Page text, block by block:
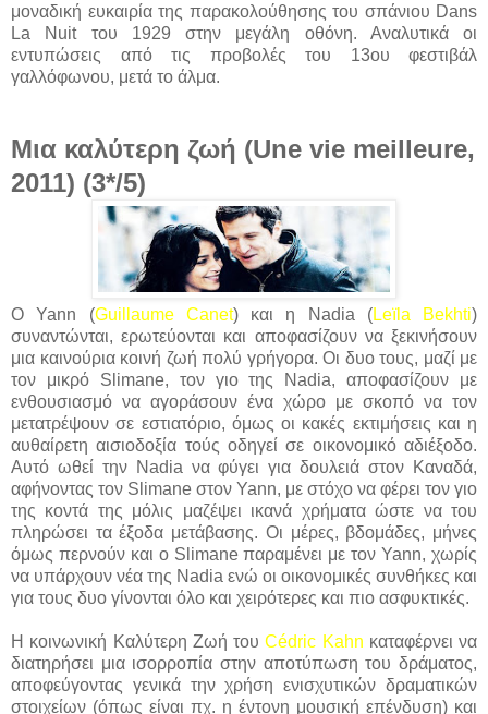
μοναδική ευκαιρία της παρακολούθησης του σπάνιου Dans
La Nuit του 1929 στην μεγάλη οθόνη. Αναλυτικά οι
εντυπώσεις από τις προβολές του 13ου φεστιβάλ
γαλλόφωνου, μετά το άλμα.
Μια καλύτερη ζωή (Une vie meilleure,
2011) (3*/5)
O Yann (Guillaume Canet) και η Nadia (Leïla Bekhti)
συναντώνται, ερωτεύονται και αποφασίζουν να ξεκινήσουν
μια καινούρια κοινή ζωή πολύ γρήγορα. Οι δυο τους, μαζί με
τον μικρό Slimane, τον γιο της Nadia, αποφασίζουν με
ενθουσιασμό να αγοράσουν ένα χώρο με σκοπό να τον
μετατρέψουν σε εστιατόριο, όμως οι κακές εκτιμήσεις και η
αυθαίρετη αισιοδοξία τούς οδηγεί σε οικονομικό αδιέξοδο.
Αυτό ωθεί την Nadia να φύγει για δουλειά στον Καναδά,
αφήνοντας τον Slimane στον Yann, με στόχο να φέρει τον γιο
της κοντά της μόλις μαζέψει ικανά χρήματα ώστε να του
πληρώσει τα έξοδα μετάβασης. Οι μέρες, βδομάδες, μήνες
όμως περνούν και ο Slimane παραμένει με τον Yann, χωρίς
να υπάρχουν νέα της Nadia ενώ οι οικονομικές συνθήκες και
για τους δυο γίνονται όλο και χειρότερες και πιο ασφυκτικές.
Η κοινωνική Καλύτερη Ζωή τουCédric Kahn καταφέρνει να
διατηρήσει μια ισορροπία στην αποτύπωση του δράματος,
αποφεύγοντας γενικά την χρήση ενισχυτικών δραματικών
στοιχείων (όπως είναι πχ. η έντονη μουσική επένδυση) και